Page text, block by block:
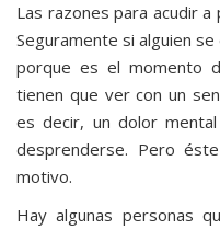
Las razones para acudir
Seguramente si alguien
porque es el momento
tienen que ver con un
es decir, un dolor
desprenderse. Pero
motivo.
Hay algunas personas